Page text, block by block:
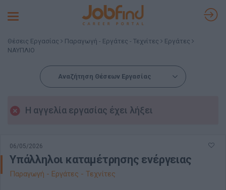
Toggle
Θέσεις Εργασίας Παραγωγή - Εργάτες - Τεχνίτες
Εργάτες
ΝΑΥΠΛΙΟ
Αναζήτηση Θέσεων Εργασίας
Η αγγελία εργασίας έχει λήξει
06/05/2026
Υπάλληλοι καταμέτρησης ενέργειας
Παραγωγή - Εργάτες - Τεχνίτες